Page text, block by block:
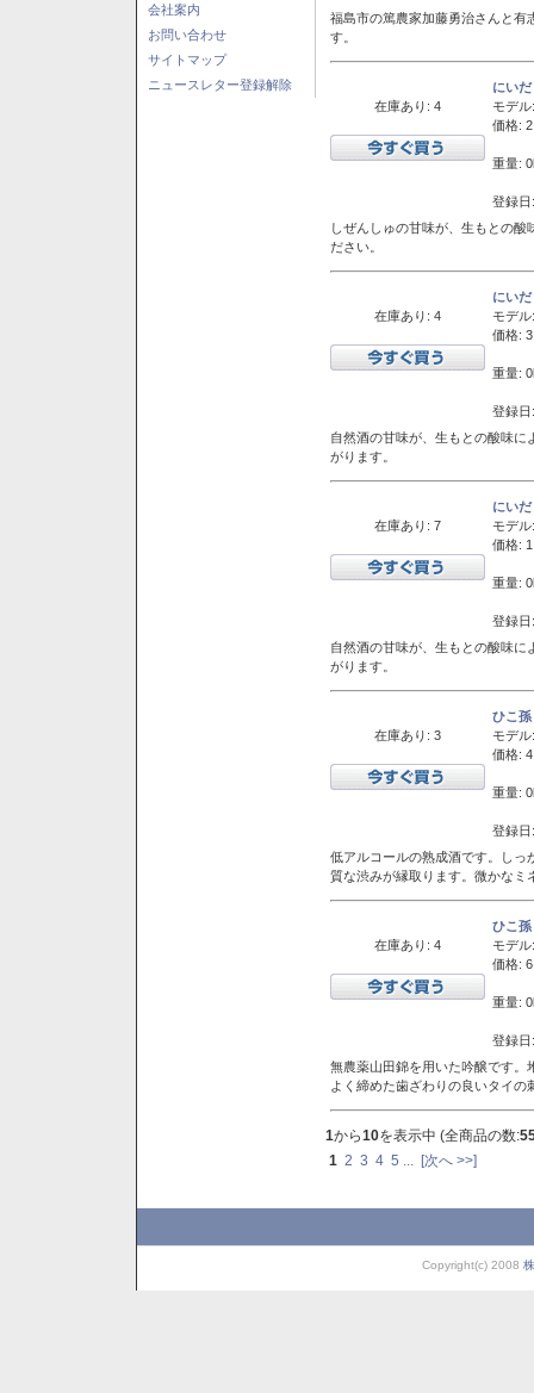
会社案内
お問い合わせ
サイトマップ
ニュースレター登録解除
福島市の篤農家加藤勇治さんと有
す。
在庫あり: 4
にい
モデル:
価格:
重量:
登録
しぜんしゅの甘味が、生もとの
ださい。
在庫あり: 4
にい
モデル:
価格:
重量:
登録
自然酒の甘味が、生もとの酸味
がります。
在庫あり: 7
にい
モデル:
価格:
重量:
登録
自然酒の甘味が、生もとの酸味
がります。
在庫あり: 3
ひこ
モデル:
価格:
重量:
登録
低アルコールの熟成酒です。しっ
質な渋みが縁取ります。微かなミ
在庫あり: 4
ひこ
モデル:
価格:
重量:
登録
無農薬山田錦を用いた吟醸です
よく締めた歯ざわりの良いタイ
1から10を表示中 (全商品の数:
1 2 3 4 5 [次へ >>]
Copyright(c) 2008